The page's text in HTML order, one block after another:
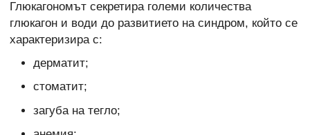
Глюкагономът секретира големи количества
глюкагон и води до развитието на синдром, който се
характеризира с:
дерматит;
стоматит;
загуба на тегло;